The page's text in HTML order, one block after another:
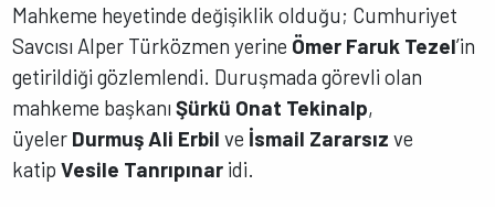
Mahkeme heyetinde değişiklik olduğu; Cumhuriyet
Savcısı Alper Türközmen yerine Ömer Faruk Tezel’in
getirildiği gözlemlendi. Duruşmada görevli olan
mahkeme başkanıŞürkü Onat Tekinalp,
üyeler Durmuş Ali Erbil ve İsmail Zararsız ve
katip Vesile Tanrıpınar idi.